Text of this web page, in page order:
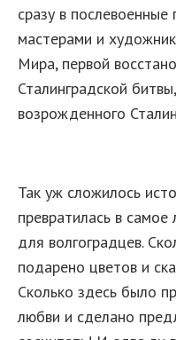
сразу в
мастерами и
Мира, первой
Сталинградской
возрожденного
Так уж сложилось
превратилась в
для волгоградцев.
подарено цветов и
Сколько здесь было
любви и сделано